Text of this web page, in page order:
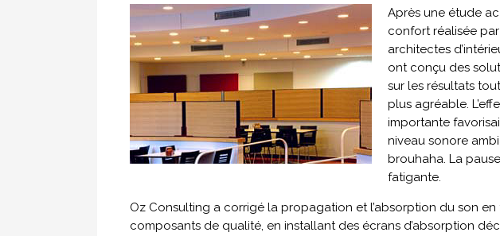
Après une étude
confort réalisée
architectes
ont conçu des
sur les résultats
plus agréable.
importante
niveau sonore
brouhaha. La
fatigante.
Oz Consulting a corrigé la propagation et l’absorption du son
composants de qualité, en installant des écrans d’absorption